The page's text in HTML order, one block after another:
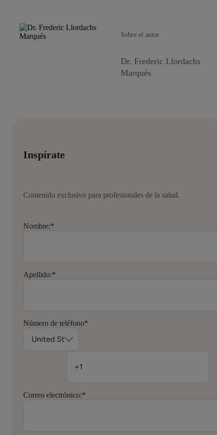
Sobre el autor
Dr. Frederic Llordachs
Marqués
Inspírate
Contenido exclusivo para profesionales de la salud.
Nombre:*
Apellido:*
Número de teléfono*
Correo electrónico:*